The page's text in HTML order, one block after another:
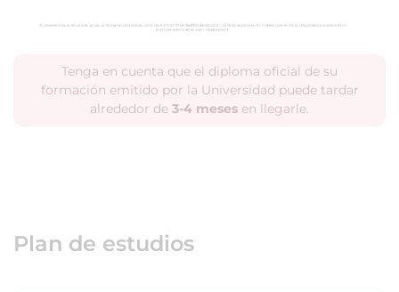
Tenga en cuenta que el diploma oficial de su
formación emitido por la Universidad puede tardar
alrededor de 3-4 meses en llegarle.
Plan de estudios